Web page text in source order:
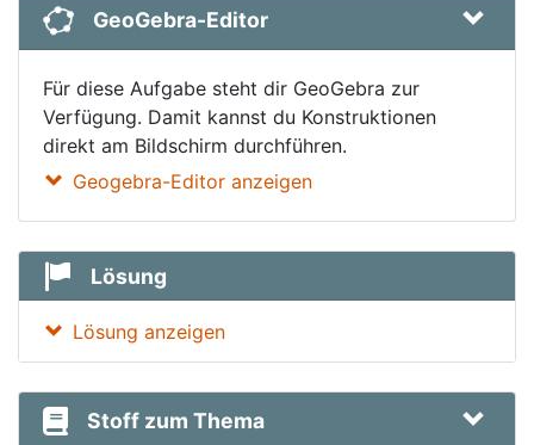
GeoGebra-Editor
Für diese Aufgabe steht dir GeoGebra zur
Verfügung. Damit kannst du Konstruktionen
direkt am Bildschirm durchführen.
Geogebra-Editor anzeigen
Lösung
Lösung anzeigen
Stoff zum Thema